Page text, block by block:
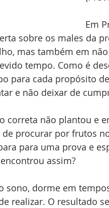
Em
sobre os males da
mas também em
tempo. Como é
para cada propósito
e não deixar de
correta não plantou e
procurar por frutos
para uma prova e
assim?
sono, dorme em
realizar. O resultado